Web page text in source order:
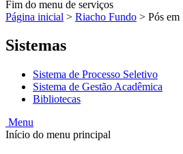
Fim do menu de serviços
Página inicial > Riacho Fundo > Pós em
Sistemas
Sistema de Processo Seletivo
Sistema de Gestão Acadêmica
Bibliotecas
Menu
Início do menu principal